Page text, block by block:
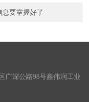
要掌握好了
广深公路98号鑫伟润工业